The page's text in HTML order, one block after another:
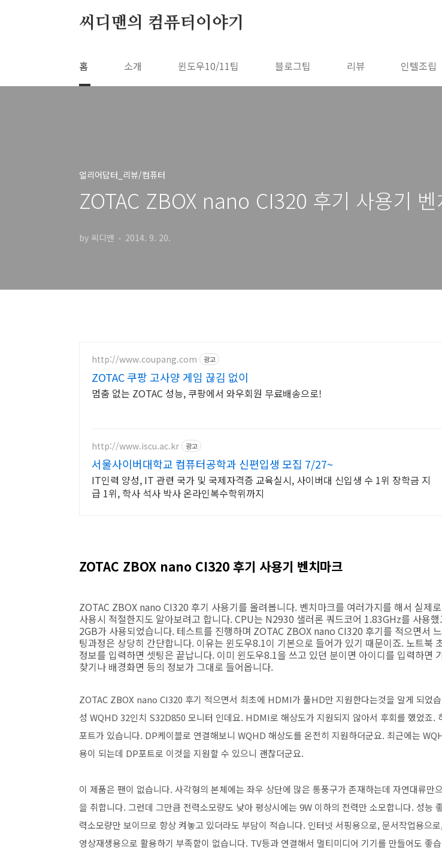
씨디맨의 컴퓨터이야기
홈 소개 윈도우10/11팁 블로그팁 리뷰 인텔조립
얼리어답터_리뷰/컴퓨터
ZOTAC ZBOX nano CI320 후기 사용기 벤
by 씨디맨 2014. 9. 20.
http://www.coupang.com 광고
ZOTAC 쿠팡 고사양 게임 끊김 없이
멈춤 없는 ZOTAC 성능, 쿠팡에서 와우회원 무료배송으로!
http://www.iscu.ac.kr 광고
서울사이버대학교 컴퓨터공학과 신편입생 모집 7/27~
IT인력 양성, IT 관련 국가 및 국제자격증 교육실시, 사이버대 신입생 수 1위 장학금 지
급 1위, 학사 석사 박사 온라인복수학위까지
ZOTAC ZBOX nano CI320 후기 사용기 벤치마크
ZOTAC ZBOX nano CI320 후기 사용기를 올려봅니다. 벤치마크를 여러가지를 해서 실제
사용시 적절한지도 알아보려고 합니다. CPU는 N2930 샐러론 쿼드코어 1.83GHz를 사용
2GB가 사용되었습니다. 테스트를 진행하며 ZOTAC ZBOX nano CI320 후기를 적으면서
팅과정은 상당히 간단합니다. 이유는 윈도우8.1이 기본으로 들어가 있기 때문이죠. 노트북
정보를 입력하면 셋팅은 끝납니다. 이미 윈도우8.1을 쓰고 있던 분이면 아이디를 입력하면
찾기나 배경화면 등의 정보가 그대로 들어옵니다.
ZOTAC ZBOX nano CI320 후기 적으면서 최초에 HDMI가 풀HD만 지원한다는것을 알게 되었
성 WQHD 32인치 S32D850 모니터 인데요. HDMI로 해상도가 지원되지 않아서 후회를 했었죠.
포트가 있습니다. DP케이블로 연결해보니 WQHD 해상도를 온전히 지원하더군요. 최근에는
용이 되는데 DP포트로 이것을 지원할 수 있으니 괜찮더군요.
이 제품은 팬이 없습니다. 사각형의 본체에는 좌우 상단에 많은 통풍구가 존재하는데 자연대류만
을 취합니다. 그런데 그만큼 전력소모량도 낮아 평상시에는 9W 이하의 전력만 소모합니다. 성능
력소모량만 보이므로 항상 켜놓고 있더라도 부담이 적습니다. 인터넷 서핑용으로, 문서작업용으
영상재생용으로 활용하기 부족함이 없습니다. TV등과 연결해서 멀티미디어 기기를 만들어도 좋